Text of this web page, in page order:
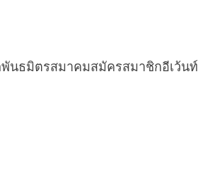
พันธมิตรสมาคมสมัครสมาชิกอีเว้นท์